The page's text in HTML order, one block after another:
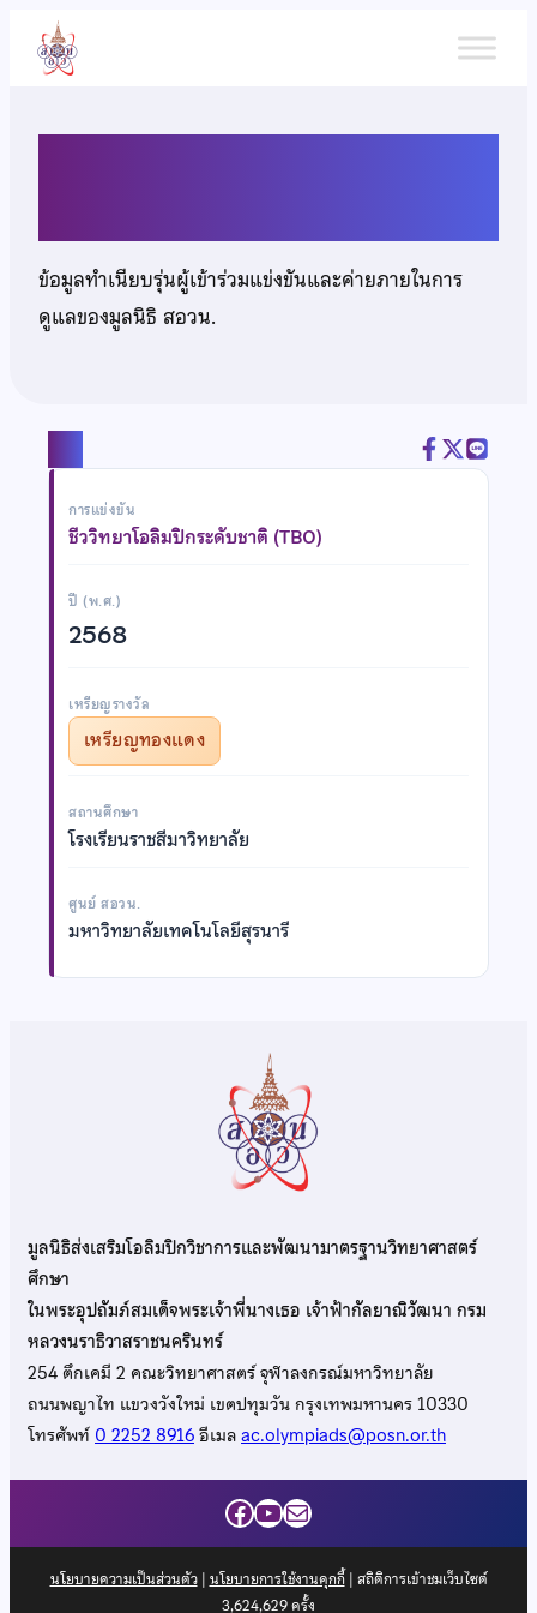
เนื้อหา
ข้อมูลทำเนียบรุ่นผู้เข้าร่วมแข่งขันและค่ายภายในการ
ดูแลของมูลนิธิ สอวน.
การแข่งขัน
ชีววิทยาโอลิมปิกระดับชาติ (TBO)
ปี (พ.ศ.)
2568
เหรียญรางวัล
เหรียญทองแดง
สถานศึกษา
โรงเรียนราชสีมาวิทยาลัย
ศูนย์ สอวน.
มหาวิทยาลัยเทคโนโลยีสุรนารี
มูลนิธิส่งเสริมโอลิมปิกวิชาการและพัฒนามาตรฐานวิทยาศาสตร์
ศึกษา
ในพระอุปถัมภ์สมเด็จพระเจ้าพี่นางเธอ เจ้าฟ้ากัลยาณิวัฒนา กรม
หลวงนราธิวาสราชนครินทร์
254 ตึกเคมี 2 คณะวิทยาศาสตร์ จุฬาลงกรณ์มหาวิทยาลัย
ถนนพญาไท แขวงวังใหม่ เขตปทุมวัน กรุงเทพมหานคร 10330
โทรศัพท์0 2252 8916อีเมลac.olympiads@posn.or.th
Facebook
YouTube
Mail
นโยบายความเป็นส่วนตัว| นโยบายการใช้งานคุกกี้| สถิติการเข้าชมเว็บไซต์
3,624,629ครั้ง